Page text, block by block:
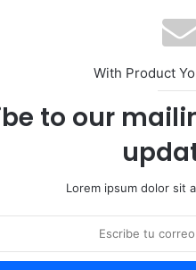
With Product
to our
Lorem ipsum dolor sit